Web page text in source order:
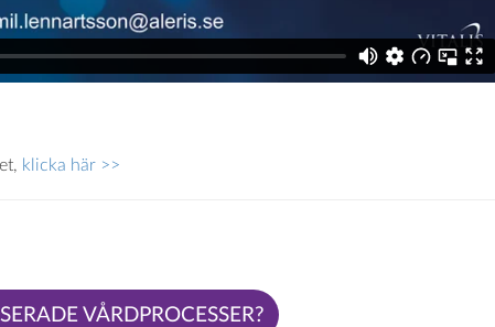
klicka här >>
VÅRDPROCESSER?